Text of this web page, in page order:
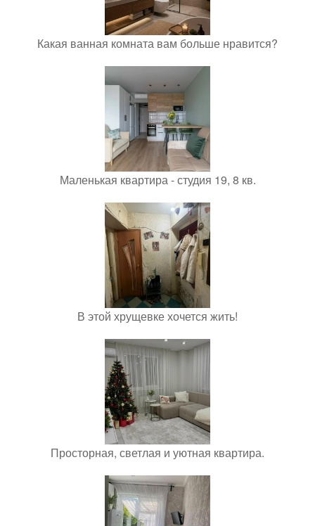
Какая ванная комната вам больше нравится?
Маленькая квартира - студия 19, 8 кв.
В этой хрущевке хочется жить!
Просторная, светлая и уютная квартира.